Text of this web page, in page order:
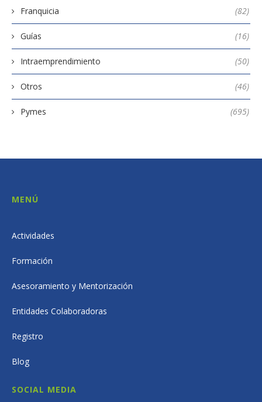
Franquicia (82)
Guías (16)
Intraemprendimiento (50)
Otros (46)
Pymes (695)
MENÚ
Actividades
Formación
Asesoramiento y Mentorización
Entidades Colaboradoras
Registro
Blog
SOCIAL MEDIA